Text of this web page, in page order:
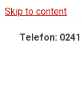
Skip to content
Telefon: